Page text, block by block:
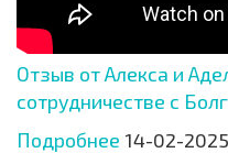
Отзыв от Алекса и
сотрудничестве с
Подробнее 14-02-2025